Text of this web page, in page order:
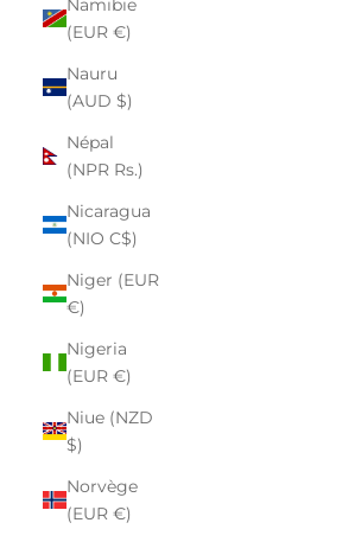
Namibie
(EUR €)
Nauru
(AUD $)
Népal
(NPR Rs.)
Nicaragua
(NIO C$)
Niger (EUR
€)
Nigeria
(EUR €)
Niue (NZD
$)
Norvège
(EUR €)